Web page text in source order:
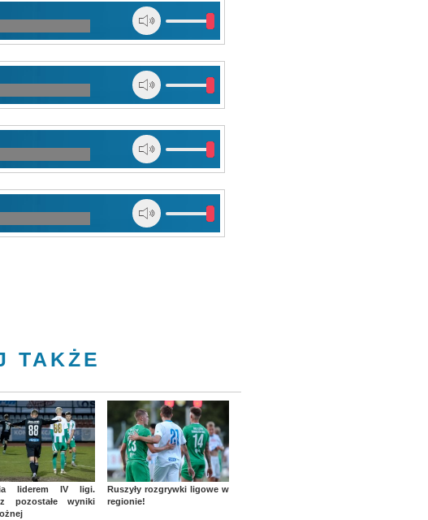
TAKŻE
liderem IV ligi.
pozostałe wyniki
Ruszyły rozgrywki ligowe w
regionie!